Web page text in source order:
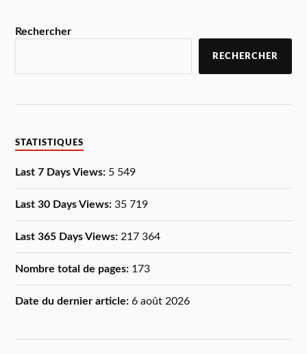
Rechercher
RECHERCHER
STATISTIQUES
Last 7 Days Views: 5 549
Last 30 Days Views:35 719
Last 365 Days Views: 217 364
Nombre total de pages: 173
Date du dernier article:6 août 2026